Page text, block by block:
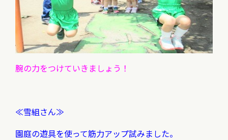
腕の力をつけていきましょう！
≪雪組さん≫
園庭の遊具を使って筋力アップ試みました。